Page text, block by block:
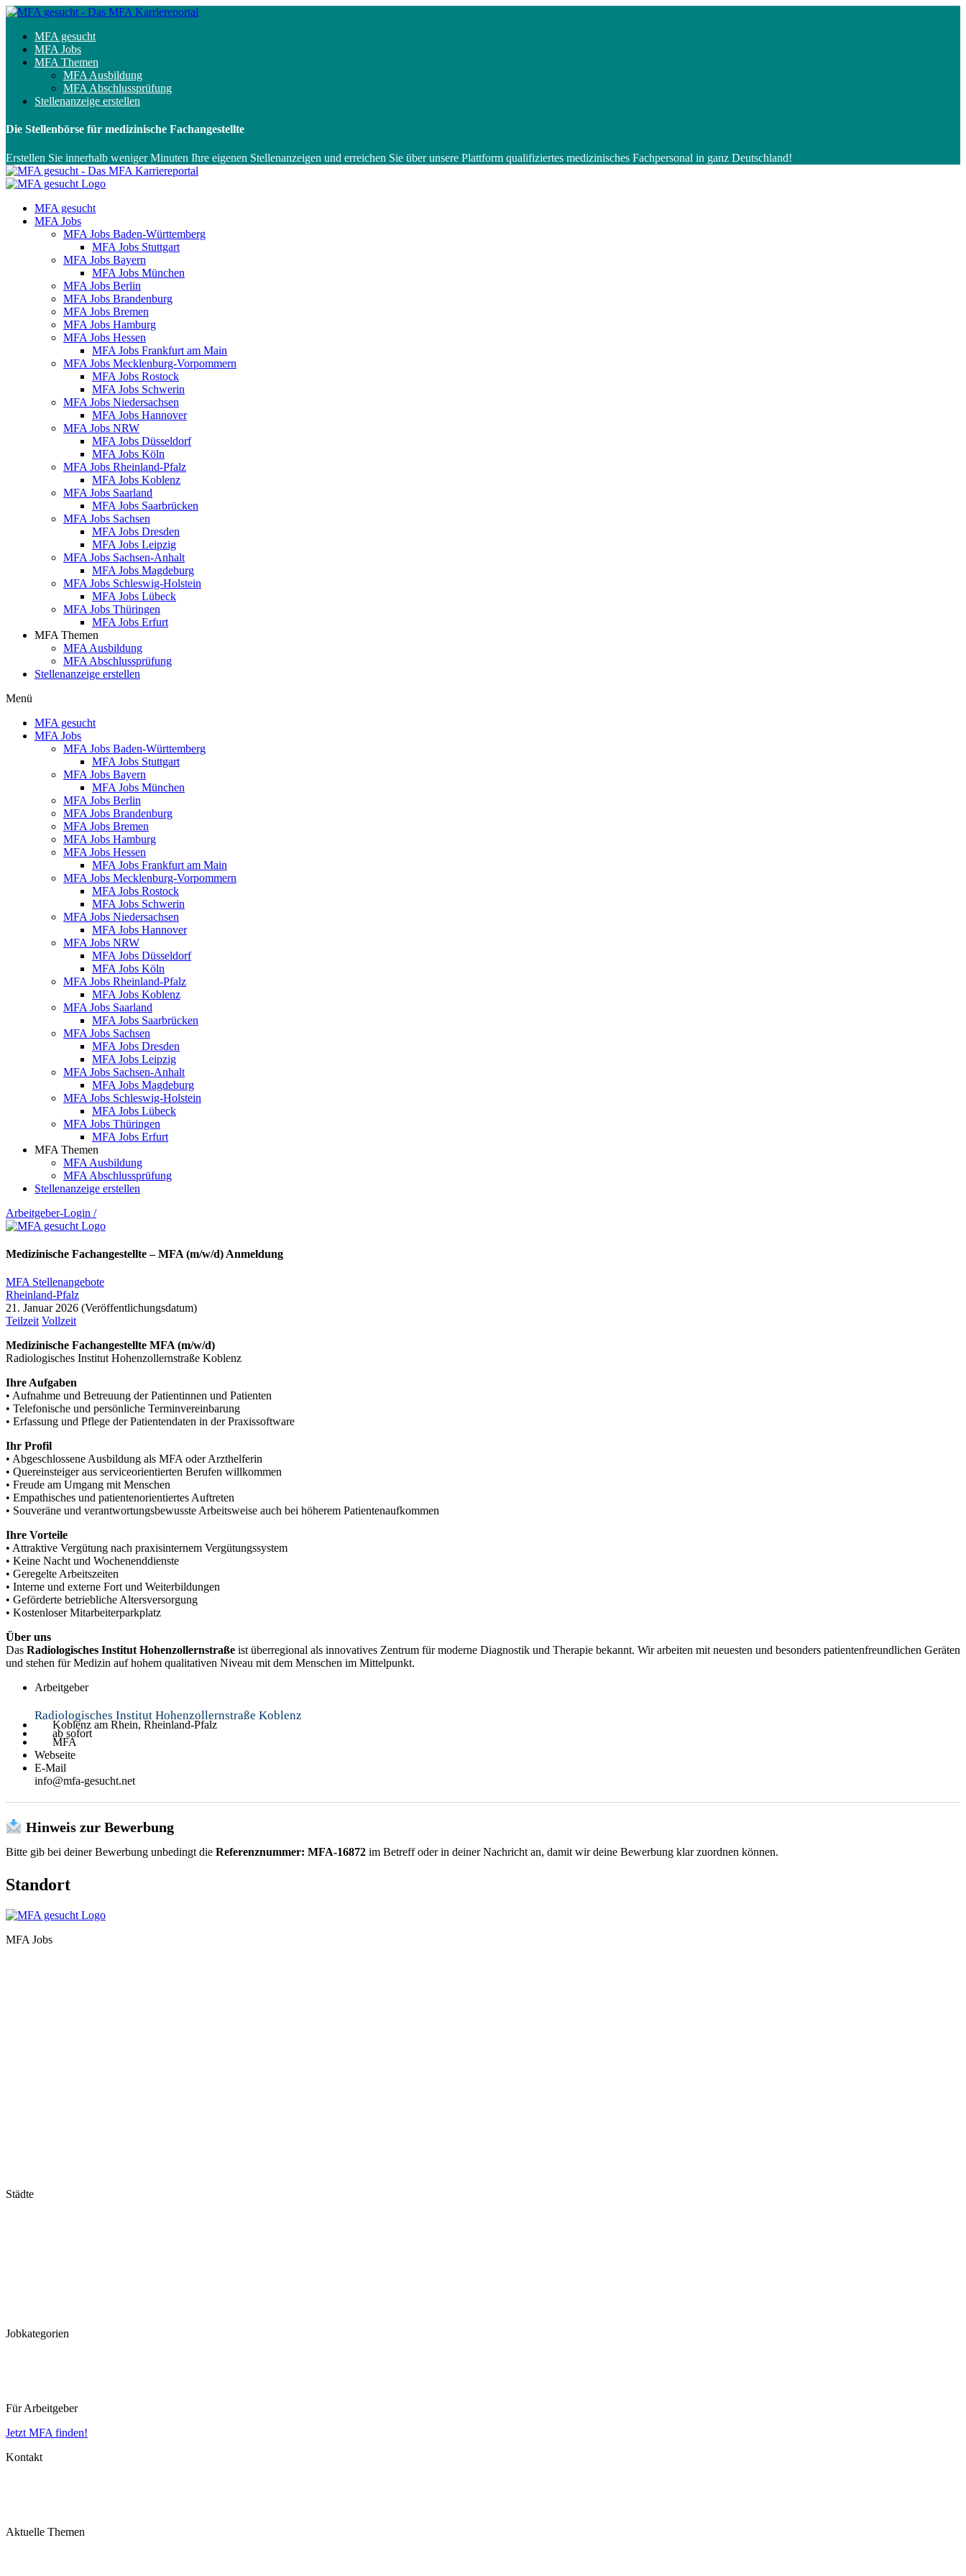
MFA gesucht
MFA Jobs
MFA Themen
MFA Ausbildung
MFA Abschlussprüfung
Stellenanzeige erstellen
Die Stellenbörse für medizinische Fachangestellte
Erstellen Sie innerhalb weniger Minuten Ihre eigenen Stellenanzeigen und erreichen Sie über unsere Plattform qualifiziertes medizinisches Fachpersonal in ganz Deutschland!
MFA gesucht
MFA Jobs
MFA Jobs Baden-Württemberg
MFA Jobs Stuttgart
MFA Jobs Bayern
MFA Jobs München
MFA Jobs Berlin
MFA Jobs Brandenburg
MFA Jobs Bremen
MFA Jobs Hamburg
MFA Jobs Hessen
MFA Jobs Frankfurt am Main
MFA Jobs Mecklenburg-Vorpommern
MFA Jobs Rostock
MFA Jobs Schwerin
MFA Jobs Niedersachsen
MFA Jobs Hannover
MFA Jobs NRW
MFA Jobs Düsseldorf
MFA Jobs Köln
MFA Jobs Rheinland-Pfalz
MFA Jobs Koblenz
MFA Jobs Saarland
MFA Jobs Saarbrücken
MFA Jobs Sachsen
MFA Jobs Dresden
MFA Jobs Leipzig
MFA Jobs Sachsen-Anhalt
MFA Jobs Magdeburg
MFA Jobs Schleswig-Holstein
MFA Jobs Lübeck
MFA Jobs Thüringen
MFA Jobs Erfurt
MFA Themen
MFA Ausbildung
MFA Abschlussprüfung
Stellenanzeige erstellen
Menü
MFA gesucht
MFA Jobs
MFA Jobs Baden-Württemberg
MFA Jobs Stuttgart
MFA Jobs Bayern
MFA Jobs München
MFA Jobs Berlin
MFA Jobs Brandenburg
MFA Jobs Bremen
MFA Jobs Hamburg
MFA Jobs Hessen
MFA Jobs Frankfurt am Main
MFA Jobs Mecklenburg-Vorpommern
MFA Jobs Rostock
MFA Jobs Schwerin
MFA Jobs Niedersachsen
MFA Jobs Hannover
MFA Jobs NRW
MFA Jobs Düsseldorf
MFA Jobs Köln
MFA Jobs Rheinland-Pfalz
MFA Jobs Koblenz
MFA Jobs Saarland
MFA Jobs Saarbrücken
MFA Jobs Sachsen
MFA Jobs Dresden
MFA Jobs Leipzig
MFA Jobs Sachsen-Anhalt
MFA Jobs Magdeburg
MFA Jobs Schleswig-Holstein
MFA Jobs Lübeck
MFA Jobs Thüringen
MFA Jobs Erfurt
MFA Themen
MFA Ausbildung
MFA Abschlussprüfung
Stellenanzeige erstellen
Arbeitgeber-Login /
Medizinische Fachangestellte – MFA (m/w/d) Anmeldung
MFA Stellenangebote
Rheinland-Pfalz
21. Januar 2026
Teilzeit Vollzeit
Medizinische Fachangestellte MFA (m/w/d)
Radiologisches Institut Hohenzollernstraße Koblenz
Ihre Aufgaben
• Aufnahme und Betreuung der Patientinnen und Patienten
• Telefonische und persönliche Terminvereinbarung
• Erfassung und Pflege der Patientendaten in der Praxissoftware
Ihr Profil
• Abgeschlossene Ausbildung als MFA oder Arzthelferin
• Quereinsteiger aus serviceorientierten Berufen willkommen
• Freude am Umgang mit Menschen
• Empathisches und patientenorientiertes Auftreten
• Souveräne und verantwortungsbewusste Arbeitsweise auch bei höherem Patientenaufkommen
Ihre Vorteile
• Attraktive Vergütung nach praxisinternem Vergütungssystem
• Keine Nacht und Wochenenddienste
• Geregelte Arbeitszeiten
• Interne und externe Fort und Weiterbildungen
• Geförderte betriebliche Altersversorgung
• Kostenloser Mitarbeiterparkplatz
Über uns
Das Radiologisches Institut Hohenzollernstraße ist überregional als innovatives Zentrum für moderne Diagnostik und Therapie bekannt. Wir arbeiten mit neuesten und besonders patientenfreundlichen Geräten
und stehen für Medizin auf hohem qualitativen Niveau mit dem Menschen im Mittelpunkt.
Arbeitgeber
Radiologisches Institut Hohenzollernstraße Koblenz
Koblenz am Rhein, Rheinland-Pfalz
ab sofort
MFA
Webseite
E-Mail
info@mfa-gesucht.net
Hinweis zur Bewerbung
Bitte gib bei deiner Bewerbung unbedingt die Referenznummer: MFA-16872 im Betreff oder in deiner Nachricht an, damit wir deine Bewerbung klar zuordnen können.
Standort
MFA Jobs
Städte
Jobkategorien
Für Arbeitgeber
Jetzt MFA finden!
Kontakt
Aktuelle Themen